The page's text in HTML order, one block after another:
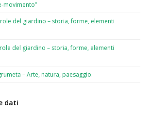
movimento”
del giardino – storia, forme, elementi
del giardino – storia, forme, elementi
– Arte, natura, paesaggio.
dati